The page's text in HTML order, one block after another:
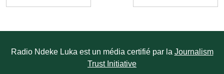
Radio Ndeke Luka est un média certifié par la Journalism
Trust Initiative